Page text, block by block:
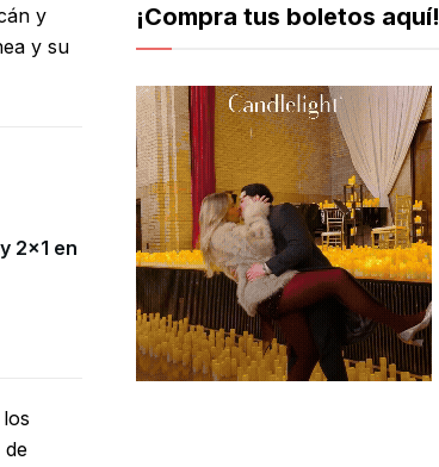
y
y su
2×1 en
de
¡Compra tus boletos aquí!